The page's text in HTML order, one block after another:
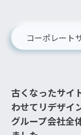
コーポレート
古くなったサイ
わせてリデザイン
グループ会社全